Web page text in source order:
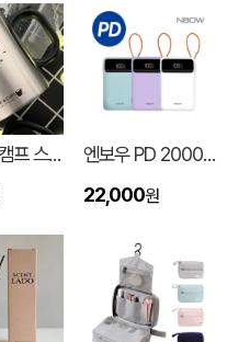
컵앤컵스 캠프 스텐 머그 440ml
엔보우 PD 20000mAh 케이블일체형 보조배터리 P20
22,000원